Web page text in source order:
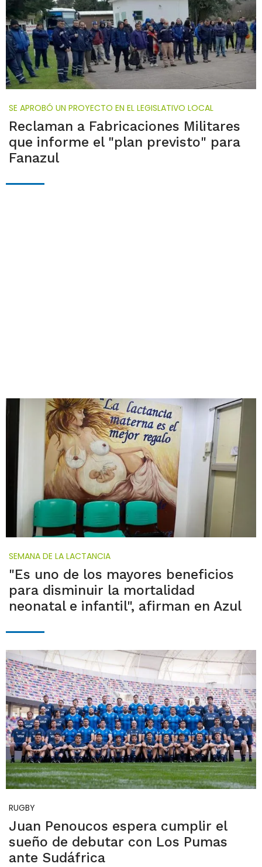
SE APROBÓ UN PROYECTO EN EL LEGISLATIVO LOCAL
Reclaman a Fabricaciones Militares
que informe el "plan previsto" para
Fanazul
SEMANA DE LA LACTANCIA
"Es uno de los mayores beneficios
para disminuir la mortalidad
neonatal e infantil", afirman en Azul
RUGBY
Juan Penoucos espera cumplir el
sueño de debutar con Los Pumas
ante Sudáfrica